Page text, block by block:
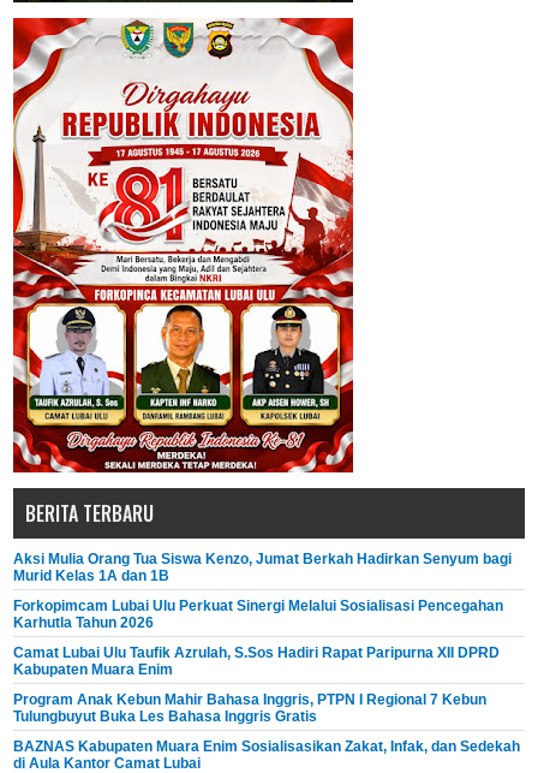
BERITA TERBARU
Aksi Mulia Orang Tua Siswa Kenzo, Jumat Berkah Hadirkan Senyum bagi
Murid Kelas 1A dan 1B
Forkopimcam Lubai Ulu Perkuat Sinergi Melalui Sosialisasi Pencegahan
Karhutla Tahun 2026
Camat Lubai Ulu Taufik Azrulah, S.Sos Hadiri Rapat Paripurna XII DPRD
Kabupaten Muara Enim
Program Anak Kebun Mahir Bahasa Inggris, PTPN I Regional 7 Kebun
Tulungbuyut Buka Les Bahasa Inggris Gratis
BAZNAS Kabupaten Muara Enim Sosialisasikan Zakat, Infak, dan Sedekah
di Aula Kantor Camat Lubai